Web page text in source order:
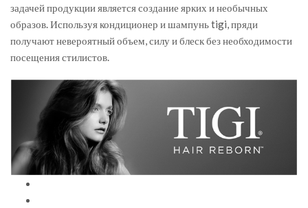
задачей продукции является создание ярких и необычных
образов. Используя кондиционер и шампунь tigi, пряди
получают невероятный объем, силу и блеск без необходимости
посещения стилистов.